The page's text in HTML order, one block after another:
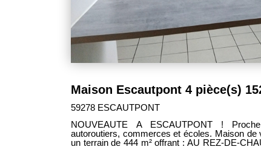
59278 ESCAUTPONT
NOUVEAUTE A ESCAUTPONT !
autoroutiers, commerces et écoles. Maison de
un terrain de 444 m² offrant : AU REZ-DE-